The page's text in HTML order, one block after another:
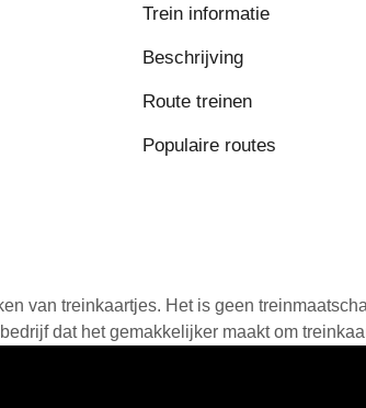
Trein informatie
Beschrijving
Route treinen
Populaire routes
van treinkaartjes. Het is geen
dat het gemakkelijker maakt om